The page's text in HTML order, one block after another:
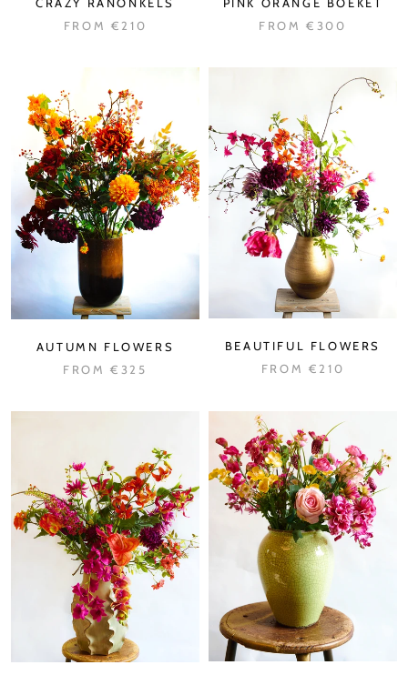
CRAZY RANONKELS
FROM €210
PINK ORANGE BOEKET
FROM€300
AUTUMN FLOWERS
FROM€325
BEAUTIFUL FLOWERS
FROM €210